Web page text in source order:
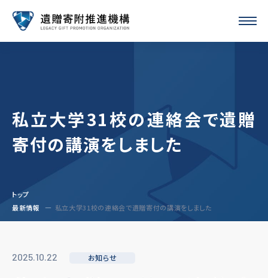
私立大学31校の連絡会で遺贈
寄付の講演をしました
トップ
最新情報
私立大学31校の連絡会で遺贈寄付の講演をしました
2025.10.22 お知らせ